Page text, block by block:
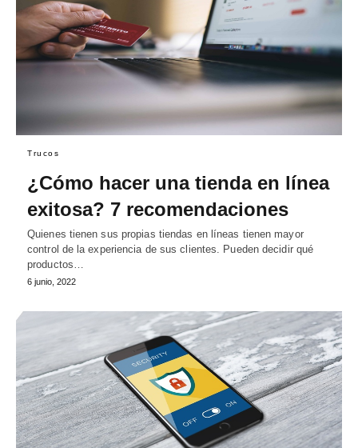
Trucos
¿Cómo hacer una tienda en línea
exitosa? 7 recomendaciones
Quienes tienen sus propias tiendas en líneas tienen mayor
control de la experiencia de sus clientes. Pueden decidir qué
productos…
6 junio, 2022